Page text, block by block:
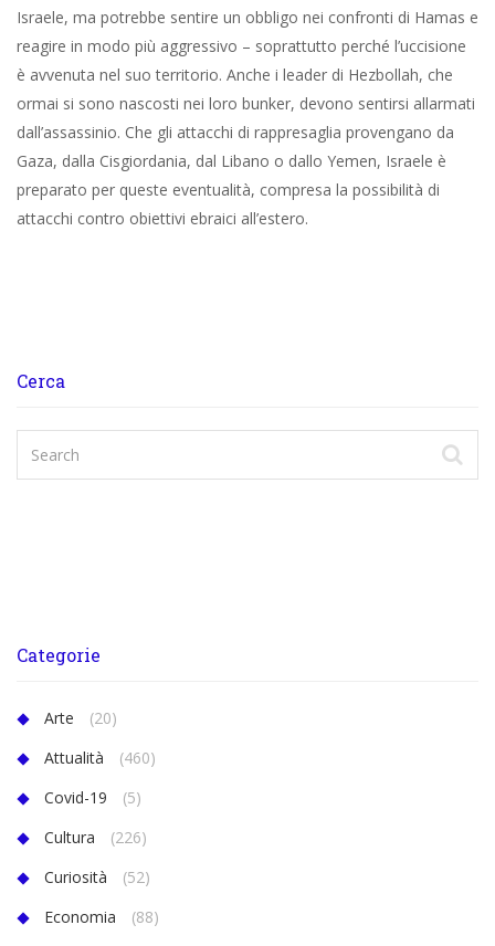
Israele, ma potrebbe sentire un obbligo nei confronti di Hamas e
reagire in modo più aggressivo – soprattutto perché l’uccisione
è avvenuta nel suo territorio. Anche i leader di Hezbollah, che
ormai si sono nascosti nei loro bunker, devono sentirsi allarmati
dall’assassinio. Che gli attacchi di rappresaglia provengano da
Gaza, dalla Cisgiordania, dal Libano o dallo Yemen, Israele è
preparato per queste eventualità, compresa la possibilità di
attacchi contro obiettivi ebraici all’estero.
Cerca
Categorie
Arte
(20)
Attualità
(460)
Covid-19
(5)
Cultura
(226)
Curiosità
(52)
Economia
(88)